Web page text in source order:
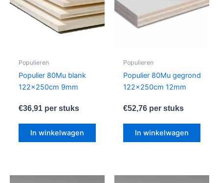
Populieren
Populier 80Mu blank
122x250cm 9mm
€36,91per stuks
In winkelwagen
Populieren
Populier 80Mu gegrond
122x250cm 12mm
€52,76per stuks
In winkelwagen